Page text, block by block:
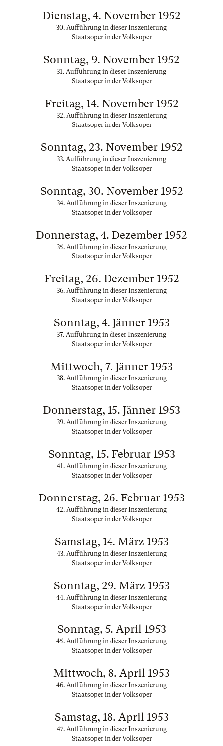
Dienstag, 4. November 1952
30. Aufführung in dieser Inszenierung
Staatsoper in der Volksoper
Sonntag, 9. November 1952
31. Aufführung in dieser Inszenierung
Staatsoper in der Volksoper
Freitag, 14. November 1952
32. Aufführung in dieser Inszenierung
Staatsoper in der Volksoper
Sonntag, 23. November 1952
33. Aufführung in dieser Inszenierung
Staatsoper in der Volksoper
Sonntag, 30. November 1952
34. Aufführung in dieser Inszenierung
Staatsoper in der Volksoper
Donnerstag, 4. Dezember 1952
35. Aufführung in dieser Inszenierung
Staatsoper in der Volksoper
Freitag, 26. Dezember 1952
36. Aufführung in dieser Inszenierung
Staatsoper in der Volksoper
Sonntag, 4. Jänner 1953
37. Aufführung in dieser Inszenierung
Staatsoper in der Volksoper
Mittwoch, 7. Jänner 1953
38. Aufführung in dieser Inszenierung
Staatsoper in der Volksoper
Donnerstag, 15. Jänner 1953
39. Aufführung in dieser Inszenierung
Staatsoper in der Volksoper
Sonntag, 15. Februar 1953
41. Aufführung in dieser Inszenierung
Staatsoper in der Volksoper
Donnerstag, 26. Februar 1953
42. Aufführung in dieser Inszenierung
Staatsoper in der Volksoper
Samstag, 14. März 1953
43. Aufführung in dieser Inszenierung
Staatsoper in der Volksoper
Sonntag, 29. März 1953
44. Aufführung in dieser Inszenierung
Staatsoper in der Volksoper
Sonntag, 5. April 1953
45. Aufführung in dieser Inszenierung
Staatsoper in der Volksoper
Mittwoch, 8. April 1953
46. Aufführung in dieser Inszenierung
Staatsoper in der Volksoper
Samstag, 18. April 1953
47. Aufführung in dieser Inszenierung
Staatsoper in der Volksoper